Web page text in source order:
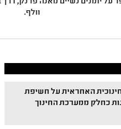
וולף.
האחראית על חשיפת
כחלק ממערכת החינוך